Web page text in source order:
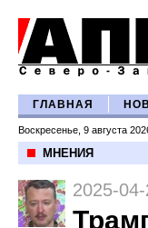
ГЛАВНАЯ
Воскресенье, 9 августа
МНЕНИЯ
2025-